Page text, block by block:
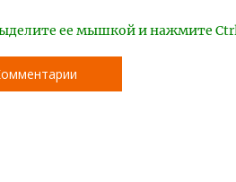
ее мышкой и нажмите